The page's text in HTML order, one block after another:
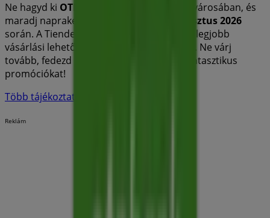
Ne hagyd ki OTP Bank
városában, és
maradj naprakész a legjobb árakkal
augusztus 2026
során. A Tiendeo-nál mindig megtalálod a legjobb
vásárlási lehetőségeket
városában. Ne várj
tovább, fedezd fel a számodra készített fantasztikus
promóciókat!
Több tájékoztatás — OTP Bank
Reklám